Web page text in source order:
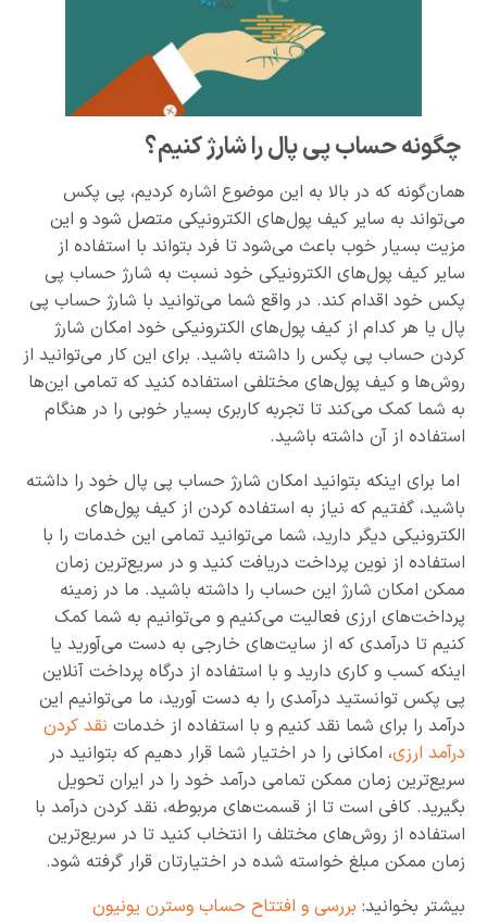
چگونه حساب پی پال را شارژ کنیم؟
همان‌گونه که در بالا به این موضوع اشاره کردیم، پی پکس
می‌تواند به سایر کیف پول‌های الکترونیکی متصل شود و این
مزیت بسیار خوب باعث می‌شود تا فرد بتواند با استفاده از
سایر کیف پول‌های الکترونیکی خود نسبت به شارژ حساب پی
پکس خود اقدام کند. در واقع شما می‌توانید با شارژ حساب پی
پال یا هر کدام از کیف پول‌های الکترونیکی خود امکان شارژ
کردن حساب پی پکس را داشته باشید. برای این کار می‌توانید از
روش‌ها و کیف پول‌های مختلفی استفاده کنید که تمامی این‌ها
به شما کمک می‌کند تا تجربه کاربری بسیار خوبی را در هنگام
استفاده از آن داشته باشید.
اما برای اینکه بتوانید امکان شارژ حساب پی پال خود را داشته
باشید، گفتیم که نیاز به استفاده کردن از کیف پول‌های
الکترونیکی دیگر دارید، شما می‌توانید تمامی این خدمات را با
استفاده از نوین پرداخت دریافت کنید و در سریع‌ترین زمان
ممکن امکان شارژ این حساب را داشته باشید. ما در زمینه
پرداخت‌های ارزی فعالیت می‌کنیم و می‌توانیم به شما کمک
کنیم تا درآمدی که از سایت‌های خارجی به دست می‌آورید یا
اینکه کسب و کاری دارید و با استفاده از درگاه پرداخت آنلاین
پی پکس توانستید درآمدی را به دست آورید، ما می‌توانیم این
درآمد را برای شما نقد کنیم و با استفاده از خدمات نقد کردن
درآمد ارزی، امکانی را در اختیار شما قرار دهیم که بتوانید در
سریع‌ترین زمان ممکن تمامی درآمد خود را در ایران تحویل
بگیرید. کافی است تا از قسمت‌های مربوطه، نقد کردن درآمد با
استفاده از روش‌های مختلف را انتخاب کنید تا در سریع‌ترین
زمان ممکن مبلغ خواسته شده در اختیارتان قرار گرفته شود.
بیشتر بخوانید: بررسی و افتتاح حساب وسترن یونیون